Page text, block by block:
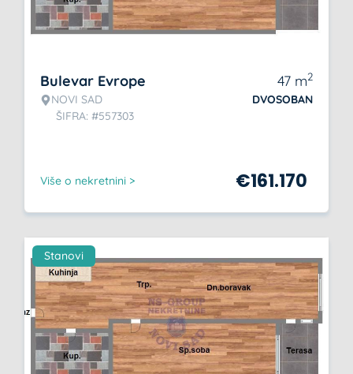
Bulevar Evrope
NOVI SAD
ŠIFRA: #557303
47 m2
DVOSOBAN
Više o nekretnini > €161.170
Stanovi